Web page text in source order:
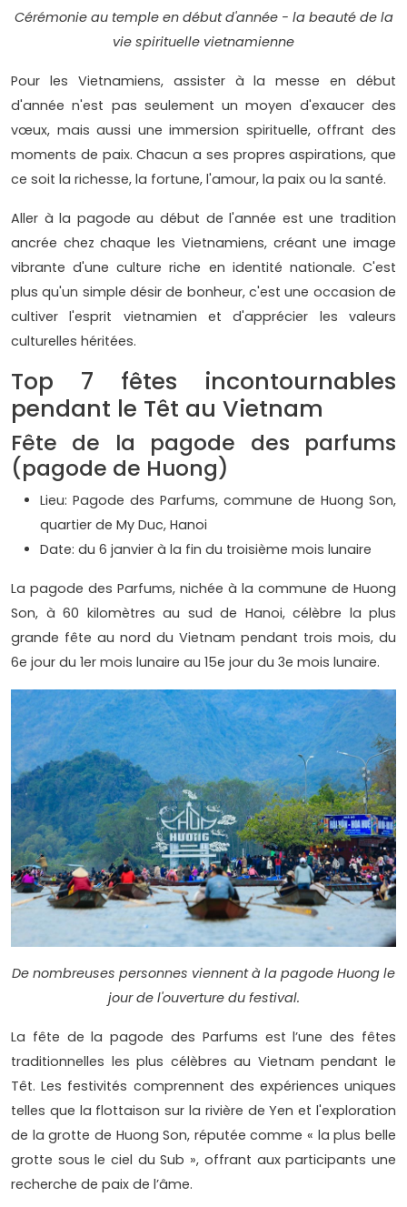
Cérémonie au temple en début d'année - la beauté de la
vie spirituelle vietnamienne
Pour les Vietnamiens, assister à la messe en début
d'année n'est pas seulement un moyen d'exaucer des
vœux, mais aussi une immersion spirituelle, offrant des
moments de paix. Chacun a ses propres aspirations, que
ce soit la richesse, la fortune, l'amour, la paix ou la santé.
Aller à la pagode au début de l'année est une tradition
ancrée chez chaque les Vietnamiens, créant une image
vibrante d'une culture riche en identité nationale. C'est
plus qu'un simple désir de bonheur, c'est une occasion de
cultiver l'esprit vietnamien et d'apprécier les valeurs
culturelles héritées.
Top 7 fêtes incontournables
pendant le Têt au Vietnam
Fête de la pagode des parfums
(pagode de Huong)
Lieu: Pagode des Parfums, commune de Huong Son,
quartier de My Duc, Hanoi
Date: du 6 janvier à la fin du troisième mois lunaire
La pagode des Parfums, nichée à la commune de Huong
Son, à 60 kilomètres au sud de Hanoi, célèbre la plus
grande fête au nord du Vietnam pendant trois mois, du
6e jour du 1er mois lunaire au 15e jour du 3e mois lunaire.
De nombreuses personnes viennent à la pagode Huong le
jour de l'ouverture du festival.
La fête de la pagode des Parfums est l’une des fêtes
traditionnelles les plus célèbres au Vietnam pendant le
Têt. Les festivités comprennent des expériences uniques
telles que la flottaison sur la rivière de Yen et l'exploration
de la grotte de Huong Son, réputée comme « la plus belle
grotte sous le ciel du Sub », offrant aux participants une
recherche de paix de l’âme.